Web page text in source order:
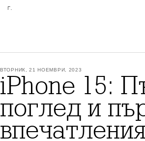
г.
ВТОРНИК, 21 НОЕМВРИ, 2023
iPhone 15:
поглед и